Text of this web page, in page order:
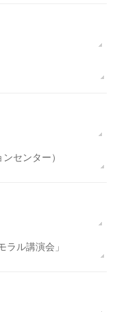
センター）
ラル講演会」